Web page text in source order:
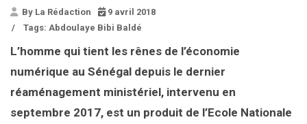
By La Rédaction
9 avril 2018
/
Tags: Abdoulaye Bibi Baldé
L’homme qui tient les rênes de l’économie
numérique au Sénégal depuis le dernier
réaménagement ministériel, intervenu en
septembre 2017, est un produit de l’Ecole Nationale